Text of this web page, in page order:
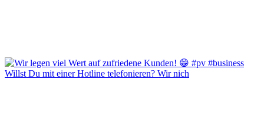
Willst Du mit einer Hotline telefonieren? Wir nich